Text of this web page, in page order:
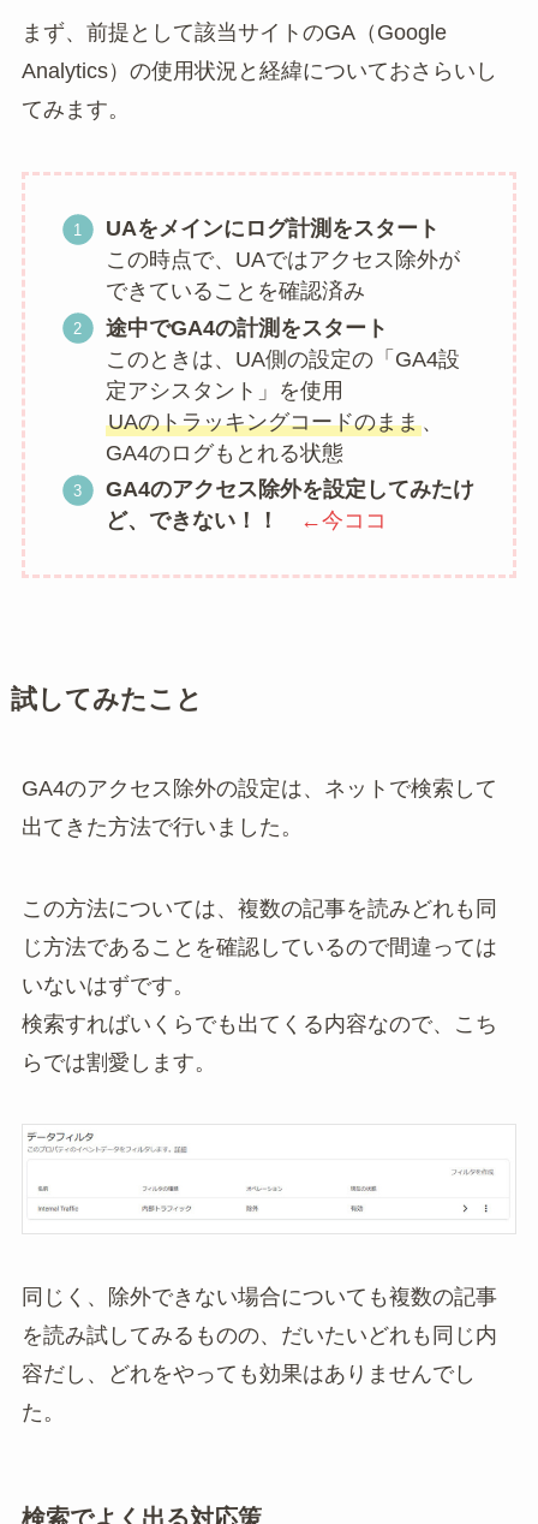
まず、前提として該当サイトのGA（Google
Analytics）の使用状況と経緯についておさらいし
てみます。
UAをメインにログ計測をスタート
この時点で、UAではアクセス除外が
できていることを確認済み
途中でGA4の計測をスタート
このときは、UA側の設定の「GA4設
定アシスタント」を使用
UAのトラッキングコードのまま、
GA4のログもとれる状態
GA4のアクセス除外を設定してみたけ
ど、できない！！
←今ココ
試してみたこと
GA4のアクセス除外の設定は、ネットで検索して
出てきた方法で行いました。
この方法については、複数の記事を読みどれも同
じ方法であることを確認しているので間違っては
いないはずです。
検索すればいくらでも出てくる内容なので、こち
らでは割愛します。
同じく、除外できない場合についても複数の記事
を読み試してみるものの、だいたいどれも同じ内
容だし、どれをやっても効果はありませんでし
た。
検索でよく出る対応策